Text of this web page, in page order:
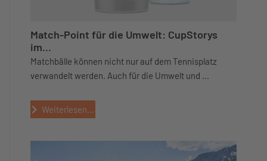
Match-Point für die Umwelt: CupStorys
im...
Matchbälle können nicht nur auf dem Tennisplatz
verwandelt werden. Auch für die Umwelt und ...
Weiterlesen...